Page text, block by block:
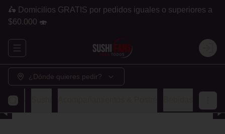
🛵 Domicilios GRATIS por pedidos iguales o superiores a
$60.000 🍣
Abrir menu de navegación Login
¿Dónde quieres pedir?